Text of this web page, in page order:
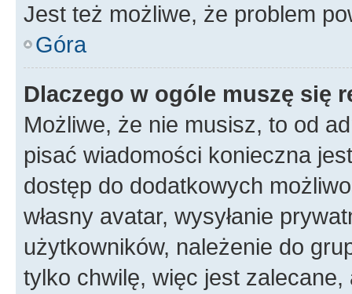
Jest też możliwe, że problem
Góra
Dlaczego w ogóle muszę się
Możliwe, że nie musisz, to od
pisać wiadomości konieczna
dostęp do dodatkowych
własny avatar, wysyłanie
użytkowników, należenie do
tylko chwilę, więc jest zalecane,